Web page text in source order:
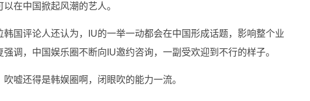
在中国掀起风潮的艺人。
韩国评论人还认为，IU的一举一动都会在中国形成话题，影响整个业
强调，中国娱乐圈不断向IU邀约咨询，一副受欢迎到不行的样子。
吹嘘还得是韩娱圈啊，闭眼吹的能力一流。